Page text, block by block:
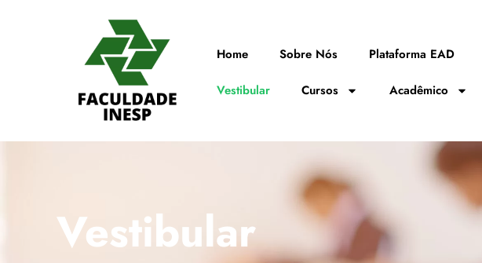
Home Sobre Nós Plataforma EAD
Vestibular Cursos Acadêmico
Vestibular